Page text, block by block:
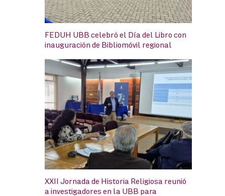
FEDUH UBB celebró el Día del Libro con
inauguración de Bibliomóvil regional
XXII Jornada de Historia Religiosa reunió
a investigadores en la UBB para